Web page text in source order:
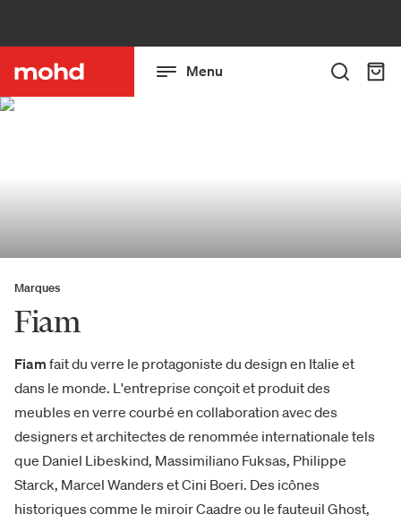
Menu
Marques
Fiam
Fiam fait du verre le protagoniste du design en Italie et
dans le monde. L'entreprise conçoit et produit des
meubles en verre courbé en collaboration avec des
designers et architectes de renommée internationale tels
que Daniel Libeskind, Massimiliano Fuksas, Philippe
Starck, Marcel Wanders et Cini Boeri. Des icônes
historiques comme le miroir Caadre ou le fauteuil Ghost,